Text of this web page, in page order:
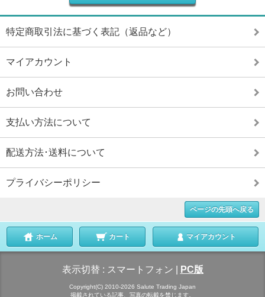
特定商取引法に基づく表記（返品など）
マイアカウント
お問い合わせ
支払い方法について
配送方法･送料について
プライバシーポリシー
ページの先頭へ戻る
ホーム カート マイアカウント
表示切替 : スマートフォン PC版
Copyright(C) 2010-2026 Salute Trading Japan
掲載されている記事、写真の転載を禁じます。